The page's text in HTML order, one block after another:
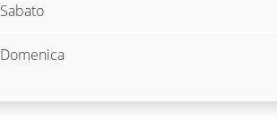
Sabato
Domenica